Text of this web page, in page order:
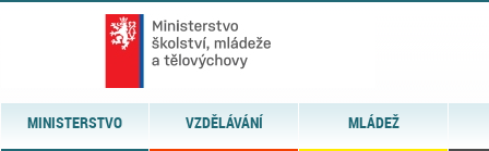
MINISTERSTVO VZDĚLÁVÁNÍ MLÁDEŽ